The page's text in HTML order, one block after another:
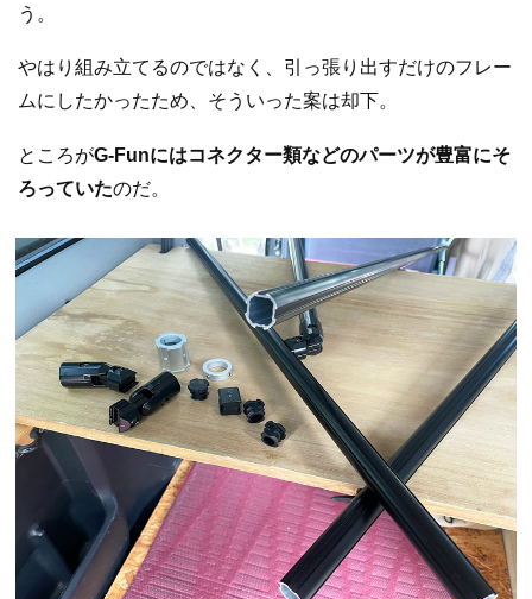
う。
やはり組み立てるのではなく、引っ張り出すだけのフレー
ムにしたかったため、そういった案は却下。
ところがG-Funにはコネクター類などのパーツが豊富にそ
ろっていたのだ。